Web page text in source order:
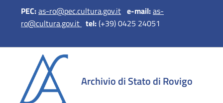
PEC:as-ro@pec.cultura.gov.it e-mail:as-
ro@cultura.gov.it tel:(+39) 0425 24051
Archivio di Stato di Rovigo